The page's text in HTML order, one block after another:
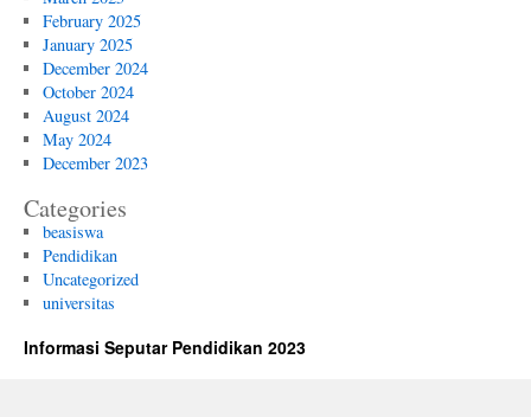
February 2025
January 2025
December 2024
October 2024
August 2024
May 2024
December 2023
Categories
beasiswa
Pendidikan
Uncategorized
universitas
Informasi Seputar Pendidikan 2023